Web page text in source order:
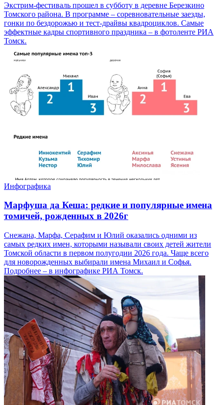
Экстрим-фестиваль прошел в субботу в деревне Березкино
Томского района. В программе – соревновательные заезды,
гонки по бездорожью и тест-драйвы квадроциклов. Самые
эффектные кадры спортивного праздника – в фотоленте РИА
Томск.
Инфографика
Марфуша да Кеша: редкие и популярные имена
томичей, рожденных в 2026г
Снежана, Марфа, Серафим и Юлий оказались одними из
самых редких имен, которыми называли своих детей жители
Томской области в первом полугодии 2026 года. Чаще всего
для новорожденных выбирали имена Михаил и Софья.
Подробнее – в инфографике РИА Томск.